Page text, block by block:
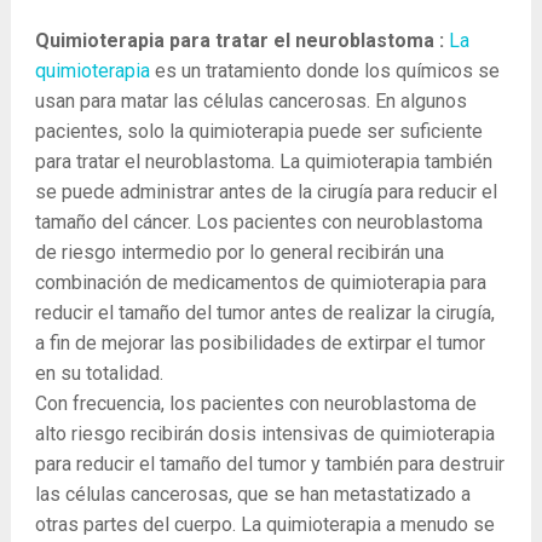
Quimioterapia para tratar el neuroblastoma : La ​​
quimioterapia es un tratamiento donde los químicos se
usan para matar las células cancerosas. En algunos
pacientes, solo la quimioterapia puede ser suficiente
para tratar el neuroblastoma. La quimioterapia también
se puede administrar antes de la cirugía para reducir el
tamaño del cáncer. Los pacientes con neuroblastoma
de riesgo intermedio por lo general recibirán una
combinación de medicamentos de quimioterapia para
reducir el tamaño del tumor antes de realizar la cirugía,
a fin de mejorar las posibilidades de extirpar el tumor
en su totalidad.
Con frecuencia, los pacientes con neuroblastoma de
alto riesgo recibirán dosis intensivas de quimioterapia
para reducir el tamaño del tumor y también para destruir
las células cancerosas, que se han metastatizado a
otras partes del cuerpo. La quimioterapia a menudo se